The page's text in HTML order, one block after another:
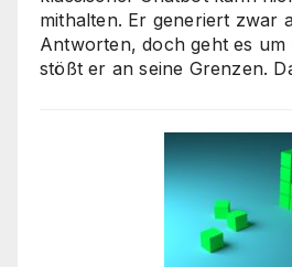
mithalten. Er generiert zwar
Antworten, doch geht es um
stößt er an seine Grenzen.